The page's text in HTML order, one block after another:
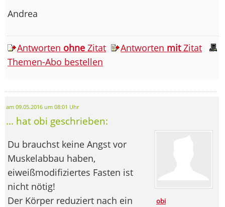
Andrea
Antworten ohne Zitat Antworten mitZitat
Themen-Abo bestellen
am 09.05.2016 um 08:01 Uhr
... hat obi geschrieben:
obi
Du brauchst keine Angst vor
Muskelabbau haben,
eiweißmodifiziertes Fasten ist
nicht nötig!
Der Körper reduziert nach ein